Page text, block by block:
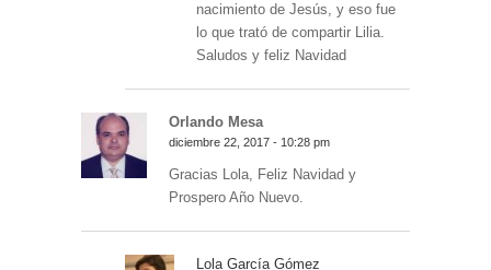
nacimiento de Jesús, y eso fue
lo que trató de compartir Lilia.
Saludos y feliz Navidad
Orlando Mesa
diciembre 22, 2017 - 10:28 pm
Gracias Lola, Feliz Navidad y
Prospero Año Nuevo.
Lola García Gómez